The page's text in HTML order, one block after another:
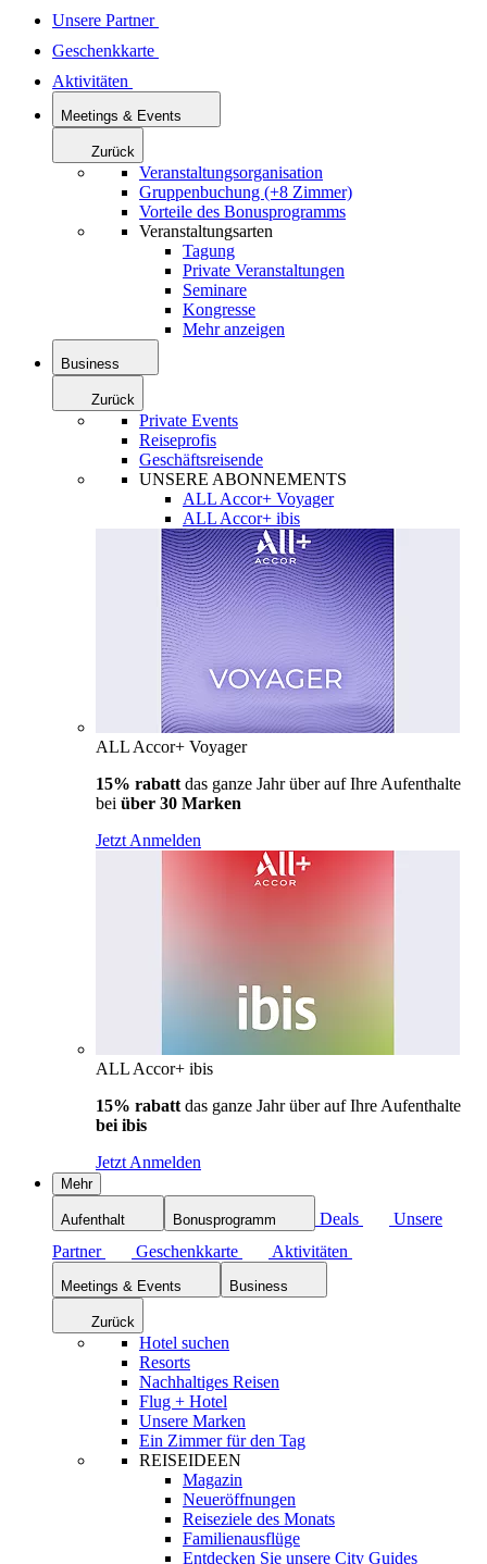
Unsere Partner
Geschenkkarte
Aktivitäten
Meetings & Events
Zurück
Veranstaltungsorganisation
Gruppenbuchung (+8 Zimmer)
Vorteile des Bonusprogramms
Veranstaltungsarten
Tagung
Private Veranstaltungen
Seminare
Kongresse
Mehr anzeigen
Business
Zurück
Private Events
Reiseprofis
Geschäftsreisende
UNSERE ABONNEMENTS
ALL Accor+ Voyager
ALL Accor+ ibis
ALL Accor+ Voyager
15% rabatt das ganze Jahr über auf Ihre Aufenthalte
bei über 30 Marken
Jetzt Anmelden
ALL Accor+ ibis
15% rabatt das ganze Jahr über auf Ihre Aufenthalte
bei ibis
Jetzt Anmelden
Mehr
Aufenthalt Bonusprogramm Deals
Unsere
Partner
Geschenkkarte Aktivitäten
Meetings & Events Business
Zurück
Hotel suchen
Resorts
Nachhaltiges Reisen
Flug + Hotel
Unsere Marken
Ein Zimmer für den Tag
REISEIDEEN
Magazin
Neueröffnungen
Reiseziele des Monats
Familienausflüge
Entdecken Sie unsere City Guides